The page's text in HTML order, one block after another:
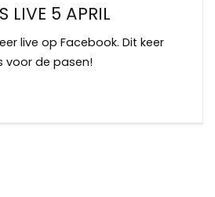
LIVE 5 APRIL
live op Facebook. Dit keer
voor de pasen!